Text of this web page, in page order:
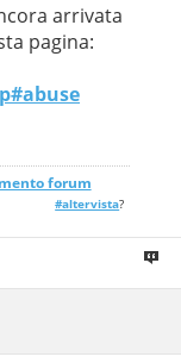
arrivata
pagina:
forum
#altervista?